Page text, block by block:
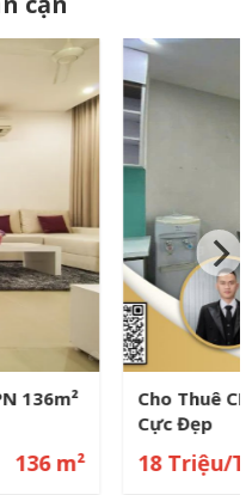
– View Landmark 81
85 m²